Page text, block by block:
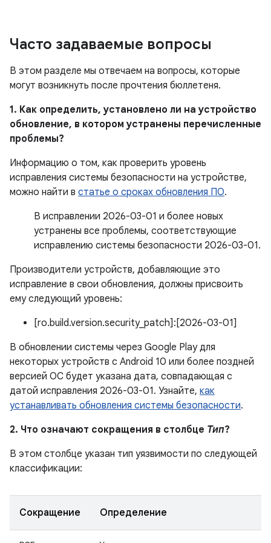
Часто задаваемые вопросы
В этом разделе мы отвечаем на вопросы, которые
могут возникнуть после прочтения бюллетеня.
1. Как определить, установлено ли на устройство
обновление, в котором устранены перечисленные
проблемы?
Информацию о том, как проверить уровень
исправления системы безопасности на устройстве,
можно найти в статье о сроках обновления ПО.
В исправлении 2026-03-01 и более новых
устранены все проблемы, соответствующие
исправлению системы безопасности 2026-03-01.
Производители устройств, добавляющие это
исправление в свои обновления, должны присвоить
ему следующий уровень:
[ro.build.version.security_patch]:[2026-03-01]
В обновлении системы через Google Play для
некоторых устройств с Android 10 или более поздней
версией ОС будет указана дата, совпадающая с
датой исправления 2026-03-01. Узнайте, как
устанавливать обновления системы безопасности.
2. Что означают сокращения в столбце Тип?
В этом столбце указан тип уязвимости по следующей
классификации:
Сокращение Определение